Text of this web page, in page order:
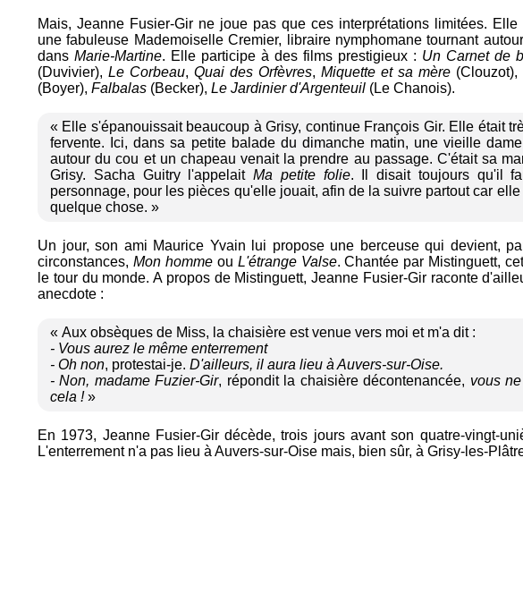
Mais, Jeanne Fusier-Gir ne joue pas que ces interprétations limitées. Elle
une fabuleuse Mademoiselle Cremier, libraire nymphomane tournant
dans Marie-Martine. Elle participe à des films prestigieux : Un Carnet de
(Duvivier), Le Corbeau, Quai des Orfèvres, Miquette et sa mère(Clouzot),
(Boyer), Falbalas (Becker), Le Jardinier d'Argenteuil (Le Chanois).
« Elle s'épanouissait beaucoup à Grisy, continue François Gir. Elle était
fervente. Ici, dans sa petite balade du dimanche matin, une vieille
autour du cou et un chapeau venait la prendre au passage. C'était sa
Grisy. Sacha Guitry l'appelaitMa petite folie. Il disait toujours qu'il
personnage, pour les pièces qu'elle jouait, afin de la suivre partout car
quelque chose. »
Un jour, son ami Maurice Yvain lui propose une berceuse qui devient,
circonstances, Mon hommeou L'étrange Valse. Chantée par Mistinguett,
le tour du monde. A propos de Mistinguett, Jeanne Fusier-Gir raconte
anecdote :
« Aux obsèques de Miss, la chaisière est venue vers moi et m'a dit :
- Vous aurez le même enterrement
- Oh non, protestai-je. D'ailleurs, il aura lieu à Auvers-sur-Oise.
- Non, madame Fuzier-Gir, répondit la chaisière décontenancée, vous
cela !»
En 1973, Jeanne Fusier-Gir décède, trois jours avant son quatre-vingt-
L'enterrement n'a pas lieu à Auvers-sur-Oise mais, bien sûr, à Grisy-les-